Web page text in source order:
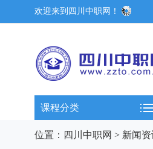
欢迎来到四川中职网！
课程分类
位置： 四川中职网 > 新闻